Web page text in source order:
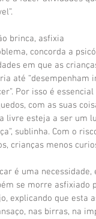
brinca, asfixia
concorda a
em que as
até “desempenham
Por isso é
com as suas
livre esteja a ser um
sublinha. Com o
crianças menos
é uma
se morre asfixiado
explicando que esta
nas birras, na